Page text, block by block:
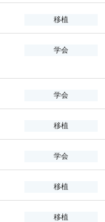
移植
学会
学会
移植
学会
移植
移植